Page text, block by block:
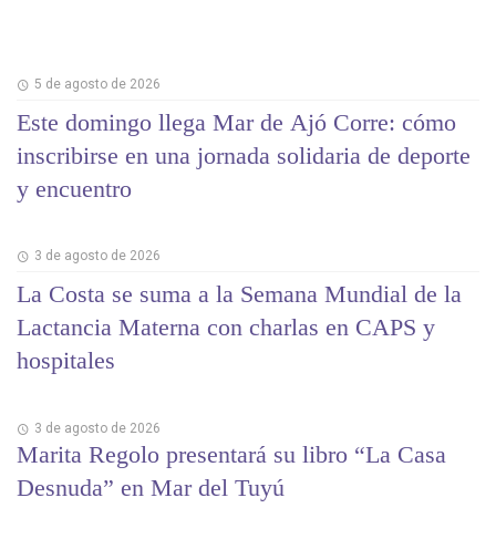
5 de agosto de 2026
Este domingo llega Mar de Ajó Corre: cómo
inscribirse en una jornada solidaria de deporte
y encuentro
3 de agosto de 2026
La Costa se suma a la Semana Mundial de la
Lactancia Materna con charlas en CAPS y
hospitales
3 de agosto de 2026
Marita Regolo presentará su libro “La Casa
Desnuda” en Mar del Tuyú